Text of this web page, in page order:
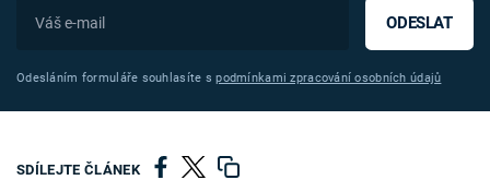
ODESLAT
Odesláním formuláře souhlasíte spodmínkami zpracování osobních údajů
SDÍLEJTE ČLÁNEK